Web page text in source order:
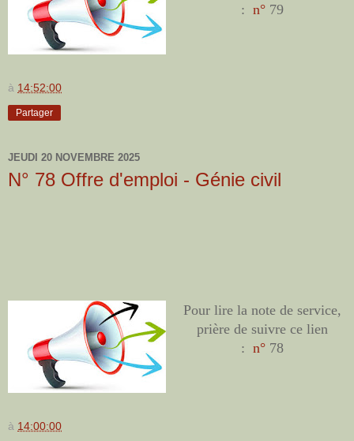
: n° 79
à 14:52:00
Partager
JEUDI 20 NOVEMBRE 2025
N° 78 Offre d'emploi - Génie civil
Pour lire la note de service,
prière de suivre ce lien
: n° 78
à 14:00:00